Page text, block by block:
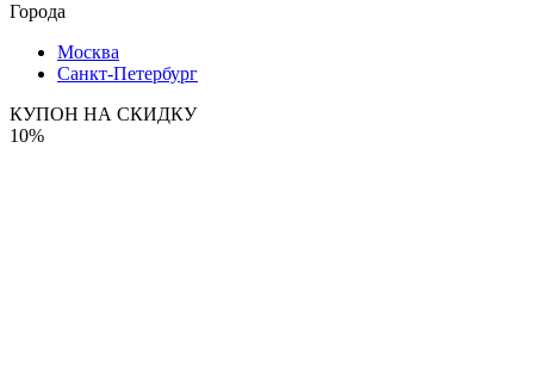
Города
Москва
Санкт-Петербург
КУПОН НА СКИДКУ
10%